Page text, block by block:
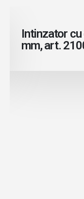
Intinzator
mm, art.